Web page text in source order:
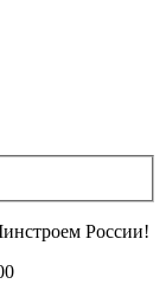
России!